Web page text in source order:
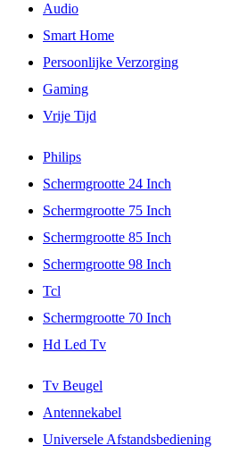
Audio
Smart Home
Persoonlijke Verzorging
Gaming
Vrije Tijd
Philips
Schermgrootte 24 Inch
Schermgrootte 75 Inch
Schermgrootte 85 Inch
Schermgrootte 98 Inch
Tcl
Schermgrootte 70 Inch
Hd Led Tv
Tv Beugel
Antennekabel
Universele Afstandsbediening